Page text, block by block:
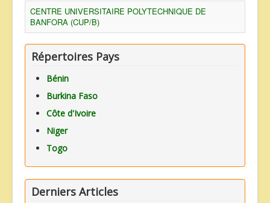
CENTRE UNIVERSITAIRE POLYTECHNIQUE DE
BANFORA (CUP/B)
Répertoires Pays
Bénin
Burkina Faso
Côte d'Ivoire
Niger
Togo
Derniers Articles